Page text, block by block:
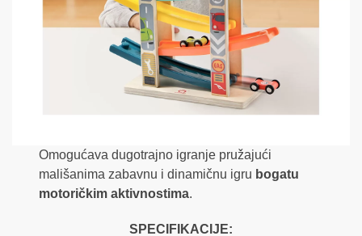
Omogućava dugotrajno igranje pružajući
mališanima zabavnu i dinamičnu igru bogatu
motoričkim aktivnostima.
SPECIFIKACIJE: